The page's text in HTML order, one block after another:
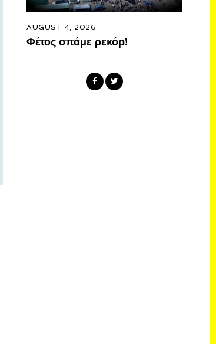
AUGUST 4, 2026
Φέτος σπάμε ρεκόρ!